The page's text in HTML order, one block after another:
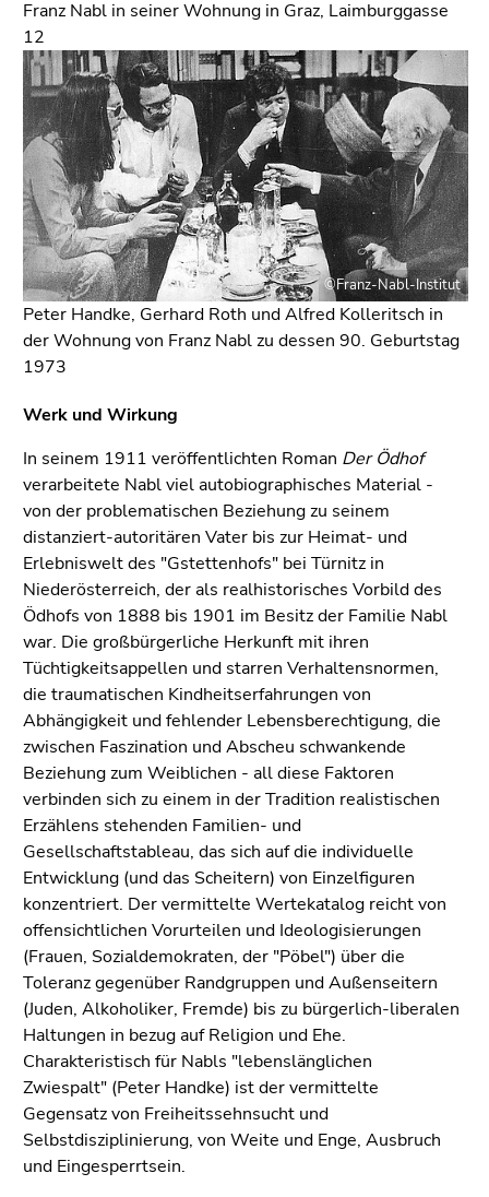
Werk und Wirkung
In seinem 1911 veröffentlichten Roman Der Ödhof
verarbeitete Nabl viel autobiographisches Material -
von der problematischen Beziehung zu seinem
distanziert-autoritären Vater bis zur Heimat- und
Erlebniswelt des "Gstettenhofs" bei Türnitz in
Niederösterreich, der als realhistorisches Vorbild des
Ödhofs von 1888 bis 1901 im Besitz der Familie Nabl
war. Die großbürgerliche Herkunft mit ihren
Tüchtigkeitsappellen und starren Verhaltensnormen,
die traumatischen Kindheitserfahrungen von
Abhängigkeit und fehlender Lebensberechtigung, die
zwischen Faszination und Abscheu schwankende
Beziehung zum Weiblichen - all diese Faktoren
verbinden sich zu einem in der Tradition realistischen
Erzählens stehenden Familien- und
Gesellschaftstableau, das sich auf die individuelle
Entwicklung (und das Scheitern) von Einzelfiguren
konzentriert. Der vermittelte Wertekatalog reicht von
offensichtlichen Vorurteilen und Ideologisierungen
(Frauen, Sozialdemokraten, der "Pöbel") über die
Toleranz gegenüber Randgruppen und Außenseitern
(Juden, Alkoholiker, Fremde) bis zu bürgerlich-liberalen
Haltungen in bezug auf Religion und Ehe.
Charakteristisch für Nabls "lebenslänglichen
Zwiespalt" (Peter Handke) ist der vermittelte
Gegensatz von Freiheitssehnsucht und
Selbstdisziplinierung, von Weite und Enge, Ausbruch
und Eingesperrtsein.
Franz Nabl in seiner Wohnung in Graz, Laimburggasse
12
©Franz-Nabl-Institut
Peter Handke, Gerhard Roth und Alfred Kolleritsch in
der Wohnung von Franz Nabl zu dessen 90. Geburtstag
1973